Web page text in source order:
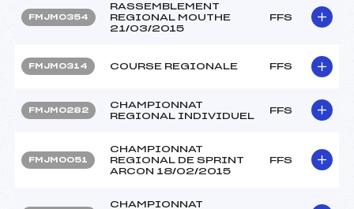
FMJM0354
RASSEMBLEMENT
REGIONAL MOUTHE
21/03/2015
FFS
FMJM0314 COURSE REGIONALE FFS
FMJM0282
CHAMPIONNAT
REGIONAL INDIVIDUEL
FFS
FMJM0051
CHAMPIONNAT
REGIONAL DE SPRINT
ARCON 18/02/2015
FFS
CHAMPIONNAT